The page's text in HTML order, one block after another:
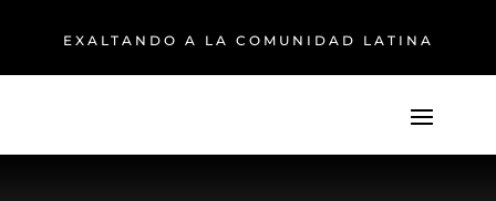
EXALTANDO A LA COMUNIDAD LATINA